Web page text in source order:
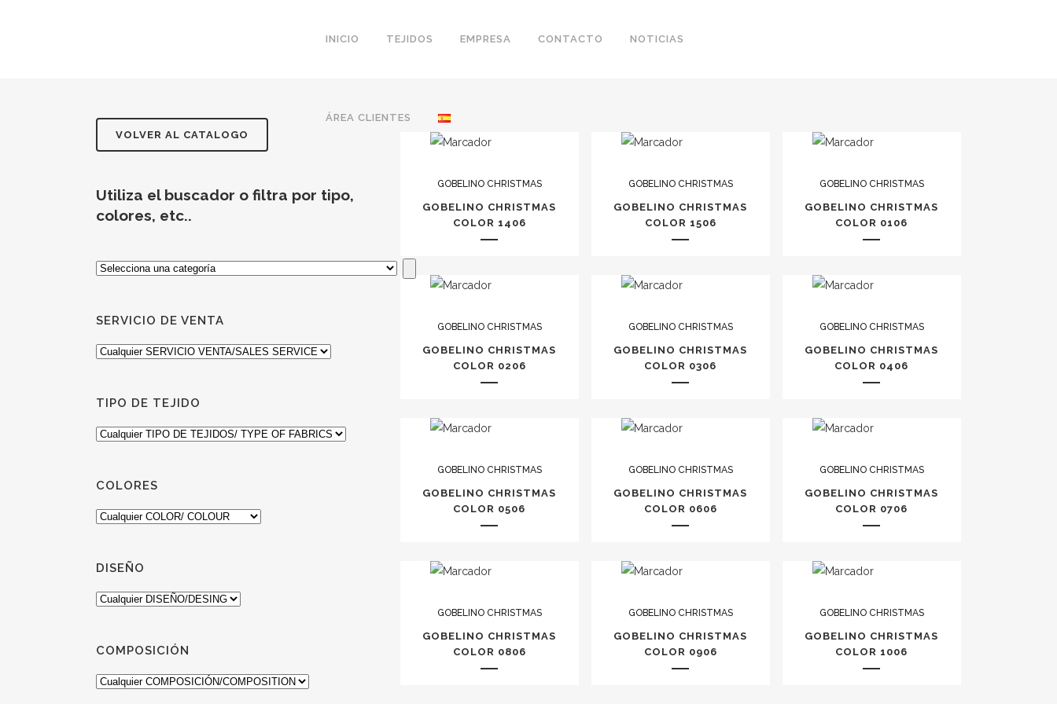
INICIO TEJIDOS EMPRESA CONTACTO NOTICIAS
ÁREA CLIENTES
VOLVER AL CATALOGO
Utiliza el buscador o filtra por tipo,
colores, etc..
Selecciona
SERVICIO DE VENTA
TIPO DE TEJIDO
COLORES
DISEÑO
COMPOSICIÓN
GOBELINO CHRISTMAS
GOBELINO CHRISTMAS
COLOR 1406
GOBELINO CHRISTMAS
GOBELINO CHRISTMAS
COLOR 1506
GOBELINO CHRISTMAS
GOBELINO CHRISTMAS
COLOR 0106
GOBELINO CHRISTMAS
GOBELINO CHRISTMAS
COLOR 0206
GOBELINO CHRISTMAS
GOBELINO CHRISTMAS
COLOR 0306
GOBELINO CHRISTMAS
GOBELINO CHRISTMAS
COLOR 0406
GOBELINO CHRISTMAS
GOBELINO CHRISTMAS
COLOR 0506
GOBELINO CHRISTMAS
GOBELINO CHRISTMAS
COLOR 0606
GOBELINO CHRISTMAS
GOBELINO CHRISTMAS
COLOR 0706
GOBELINO CHRISTMAS
GOBELINO CHRISTMAS
COLOR 0806
GOBELINO CHRISTMAS
GOBELINO CHRISTMAS
COLOR 0906
GOBELINO CHRISTMAS
GOBELINO CHRISTMAS
COLOR 1006